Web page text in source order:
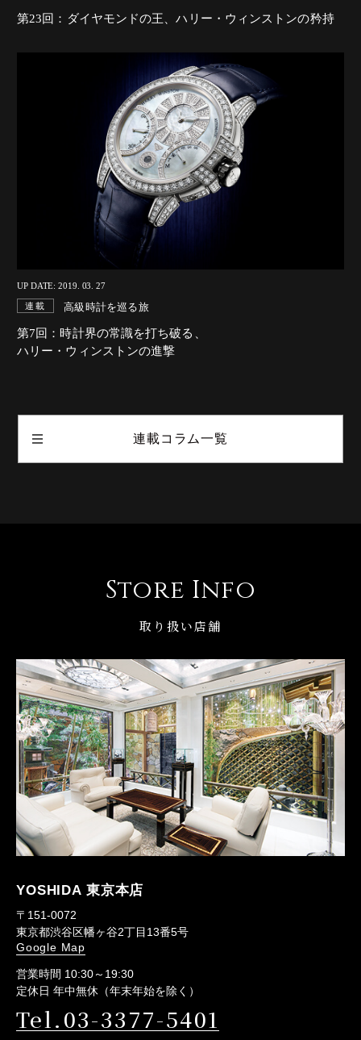
第23回：ダイヤモンドの王、ハリー・ウィンストンの矜持
UP DATE: 2019. 03. 27
連載 高級時計を巡る旅
第7回：時計界の常識を打ち破る、
ハリー・ウィンストンの進撃
連載コラム一覧
Store Info
取り扱い店舗
YOSHIDA 東京本店
〒151-0072
東京都渋谷区幡ヶ谷2丁目13番5号
Google Map
営業時間 10:30～19:30
定休日 年中無休（年末年始を除く）
Tel.03-3377-5401